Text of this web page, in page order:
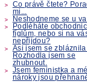
Co právě čtete?
mi...
Neshodneme se u
Podléháte
fíglům, nebo si na
nepřijdou?
Asi jsem se
Rozhodla jsem se
zhubnout.
Jsem feministka a mé
nároky jsou